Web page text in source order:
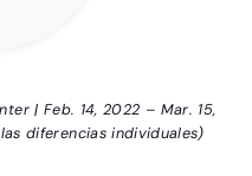
| Feb. 14, 2022 – Mar. 15,
diferencias individuales)